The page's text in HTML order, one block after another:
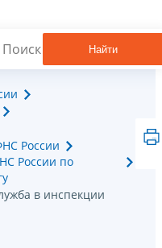
Найти
России
России по
в инспекции